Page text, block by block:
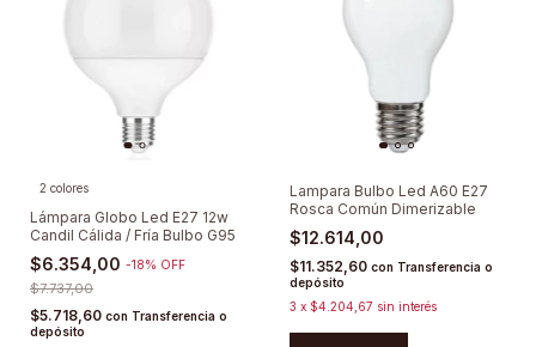
2 colores
Lámpara Globo Led E27 12w
Candil Cálida / Fría Bulbo G95
$6.354,00 -18% OFF
$7.737,00
$5.718,60 con Transferencia o
depósito
Lampara Bulbo Led A60 E27
Rosca Común Dimerizable
$12.614,00
$11.352,60 con Transferencia o
depósito
3 x $4.204,67 sin interés